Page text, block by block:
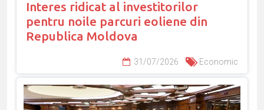
Interes ridicat al investitorilor
pentru noile parcuri eoliene din
Republica Moldova
31/07/2026 Economic